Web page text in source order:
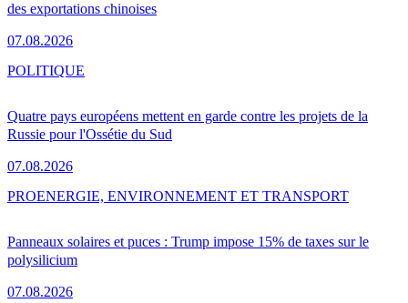
des exportations chinoises
07.08.2026
Quatre pays européens mettent en garde contre les projets de la
Russie pour l'Ossétie du Sud
07.08.2026
POLITIQUE
Panneaux solaires et puces : Trump impose 15% de taxes sur le
polysilicium
07.08.2026
PROENERGIE, ENVIRONNEMENT ET TRANSPORT